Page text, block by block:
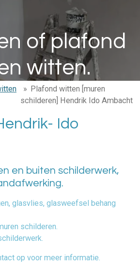
of plafond
witten.
» Plafond witten [muren
schilderen] Hendrik Ido Ambacht
Ido
en buiten schilderwerk,
glasvlies, glasweefsel behang
schilderen.
op voor meer informatie.